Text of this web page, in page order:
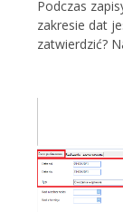
Podczas
zakresie dat
zatwierdzić?